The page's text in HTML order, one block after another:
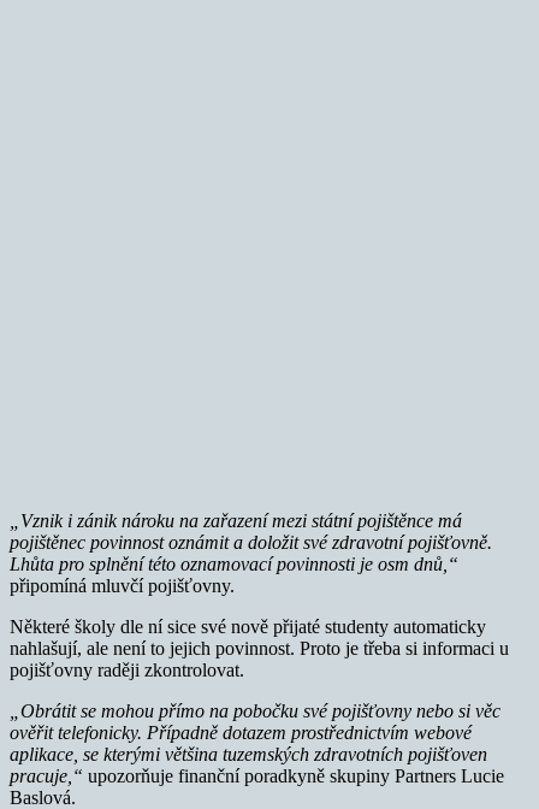
„Vznik i zánik nároku na zařazení mezi státní pojištěnce má
pojištěnec povinnost oznámit a doložit své zdravotní pojišťovně.
Lhůta pro splnění této oznamovací povinnosti je osm dnů,“
připomíná mluvčí pojišťovny.
Některé školy dle ní sice své nově přijaté studenty automaticky
nahlašují, ale není to jejich povinnost. Proto je třeba si informaci u
pojišťovny raději zkontrolovat.
„Obrátit se mohou přímo na pobočku své pojišťovny nebo si věc
ověřit telefonicky. Případně dotazem prostřednictvím webové
aplikace, se kterými většina tuzemských zdravotních pojišťoven
pracuje,“ upozorňuje finanční poradkyně skupiny Partners Lucie
Baslová.